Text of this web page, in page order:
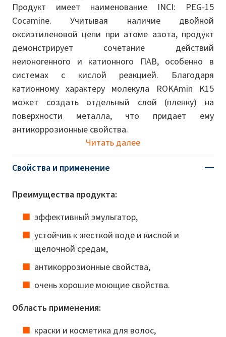
Продукт имеет наименование INCI: PEG-15
Cocamine. Учитывая наличие двойной
оксиэтиленовой цепи при атоме азота, продукт
демонстрирует сочетание действий
неионогенного и катионного ПАВ, особенно в
системах с кислой реакцией. Благодаря
катионному характеру молекула ROKAmin K15
может создать отдельный слой (пленку) на
поверхности металла, что придает ему
антикоррозионные свойства.
Читать далее
Свойства и применение
Преимущества продукта:
эффективный эмульгатор,
устойчив к жесткой воде и кислой и
щелочной средам,
антикоррозионные свойства,
очень хорошие моющие свойства.
Область применения:
краски и косметика для волос,